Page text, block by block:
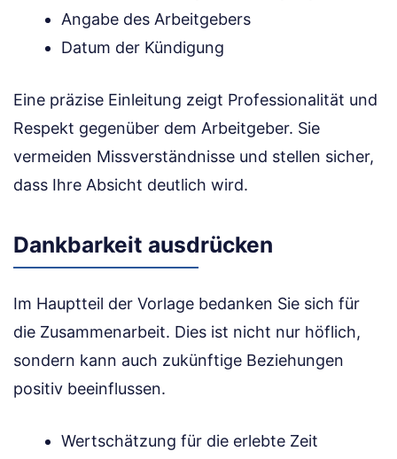
Angabe des Arbeitgebers
Datum der Kündigung
Eine präzise Einleitung zeigt Professionalität und
Respekt gegenüber dem Arbeitgeber. Sie
vermeiden Missverständnisse und stellen sicher,
dass Ihre Absicht deutlich wird.
Dankbarkeit ausdrücken
Im Hauptteil der Vorlage bedanken Sie sich für
die Zusammenarbeit. Dies ist nicht nur höflich,
sondern kann auch zukünftige Beziehungen
positiv beeinflussen.
Wertschätzung für die erlebte Zeit